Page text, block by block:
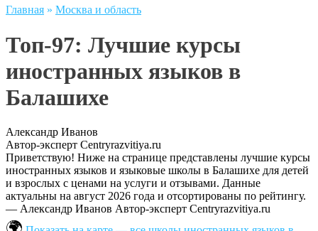
Главная » Москва и область
Топ-97: Лучшие курсы
иностранных языков в
Балашихе
Александр Иванов
Автор-эксперт Centryrazvitiya.ru
Приветствую! Ниже на странице представлены лучшие курсы
иностранных языков и языковые школы в Балашихе для детей
и взрослых с ценами на услуги и отзывами. Данные
актуальны на август 2026 года и отсортированы по рейтингу.
— Александр Иванов Автор-эксперт Centryrazvitiya.ru